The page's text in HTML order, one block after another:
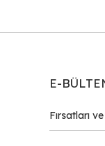
E-